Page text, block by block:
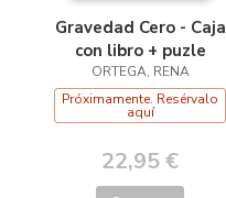
Gravedad Cero - Caja
con libro + puzle
ORTEGA, RENA
Próximamente. Resérvalo
aquí
22,95 €